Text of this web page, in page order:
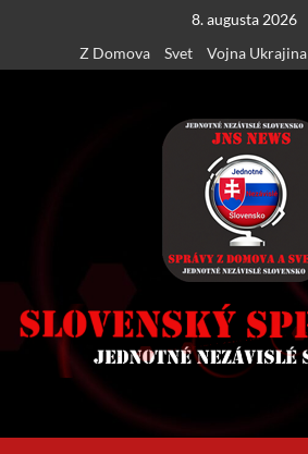
content
8. augusta 2026
Z Domova
Svet Vojna Ukrajina